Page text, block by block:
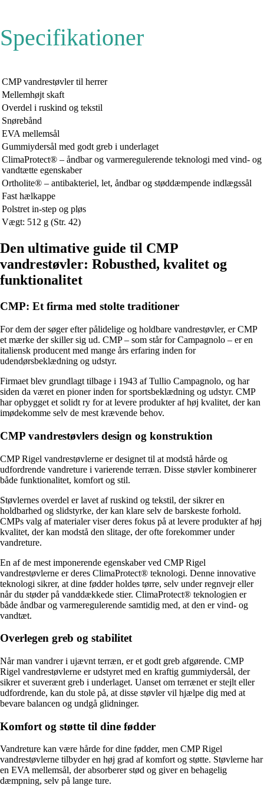
Specifikationer
CMP vandrestøvler til herrer
Mellemhøjt skaft
Overdel i ruskind og tekstil
Snørebånd
EVA mellemsål
Gummiydersål med godt greb i underlaget
ClimaProtect® – åndbar og varmeregulerende teknologi med vind- og
vandtætte egenskaber
Ortholite® – antibakteriel, let, åndbar og støddæmpende indlægssål
Fast hælkappe
Polstret in-step og pløs
Vægt: 512 g (Str. 42)
Den ultimative guide til CMP
vandrestøvler: Robusthed, kvalitet og
funktionalitet
CMP: Et firma med stolte traditioner
For dem der søger efter pålidelige og holdbare vandrestøvler, er CMP
et mærke der skiller sig ud. CMP – som står for Campagnolo – er en
italiensk producent med mange års erfaring inden for
udendørsbeklædning og udstyr.
Firmaet blev grundlagt tilbage i 1943 af Tullio Campagnolo, og har
siden da været en pioner inden for sportsbeklædning og udstyr. CMP
har opbygget et solidt ry for at levere produkter af høj kvalitet, der kan
imødekomme selv de mest krævende behov.
CMP vandrestøvlers design og konstruktion
CMP Rigel vandrestøvlerne er designet til at modstå hårde og
udfordrende vandreture i varierende terræn. Disse støvler kombinerer
både funktionalitet, komfort og stil.
Støvlernes overdel er lavet af ruskind og tekstil, der sikrer en
holdbarhed og slidstyrke, der kan klare selv de barskeste forhold.
CMPs valg af materialer viser deres fokus på at levere produkter af høj
kvalitet, der kan modstå den slitage, der ofte forekommer under
vandreture.
En af de mest imponerende egenskaber ved CMP Rigel
vandrestøvlerne er deres ClimaProtect® teknologi. Denne innovative
teknologi sikrer, at dine fødder holdes tørre, selv under regnvejr eller
når du støder på vanddækkede stier. ClimaProtect® teknologien er
både åndbar og varmeregulerende samtidig med, at den er vind- og
vandtæt.
Overlegen greb og stabilitet
Når man vandrer i ujævnt terræn, er et godt greb afgørende. CMP
Rigel vandrestøvlerne er udstyret med en kraftig gummiydersål, der
sikrer et suverænt greb i underlaget. Uanset om terrænet er stejlt eller
udfordrende, kan du stole på, at disse støvler vil hjælpe dig med at
bevare balancen og undgå glidninger.
Komfort og støtte til dine fødder
Vandreture kan være hårde for dine fødder, men CMP Rigel
vandrestøvlerne tilbyder en høj grad af komfort og støtte. Støvlerne har
en EVA mellemsål, der absorberer stød og giver en behagelig
dæmpning, selv på lange ture.